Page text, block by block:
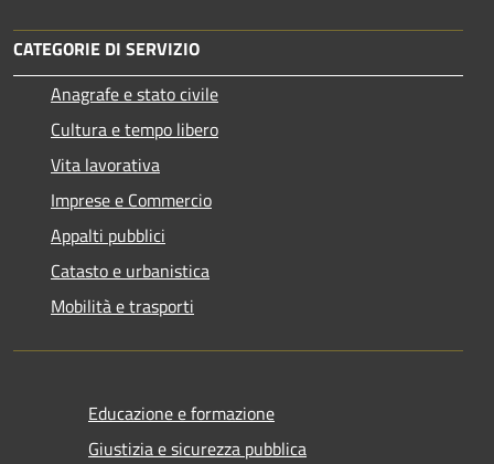
CATEGORIE DI SERVIZIO
Anagrafe e stato civile
Cultura e tempo libero
Vita lavorativa
Imprese e Commercio
Appalti pubblici
Catasto e urbanistica
Mobilità e trasporti
Educazione e formazione
Giustizia e sicurezza pubblica